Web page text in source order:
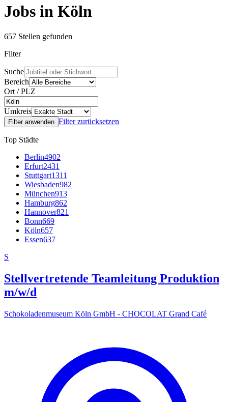
Jobs in Köln
657 Stellen gefunden
Filter
Suche
Bereich
Ort / PLZ
Umkreis
Filter anwenden Filter zurücksetzen
Top Städte
Berlin4902
Erfurt2431
Stuttgart1311
Wiesbaden982
München913
Hamburg862
Hannover821
Bonn669
Köln657
Essen637
S
Stellvertretende Teamleitung Produktion
m/w/d
Schokoladenmuseum Köln GmbH - CHOCOLAT Grand Café